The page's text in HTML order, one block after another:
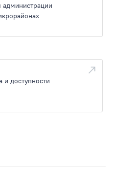
администрации
и доступности